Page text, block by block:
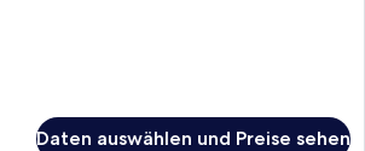
Daten auswählen und Preise sehen